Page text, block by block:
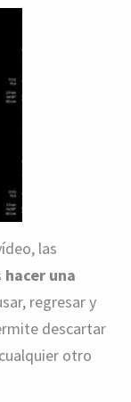
las
hacer una
regresar y
descartar
otro